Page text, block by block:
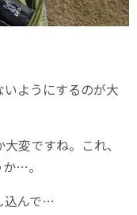
ようにするのが大
変ですね。これ、
…。
込んで…